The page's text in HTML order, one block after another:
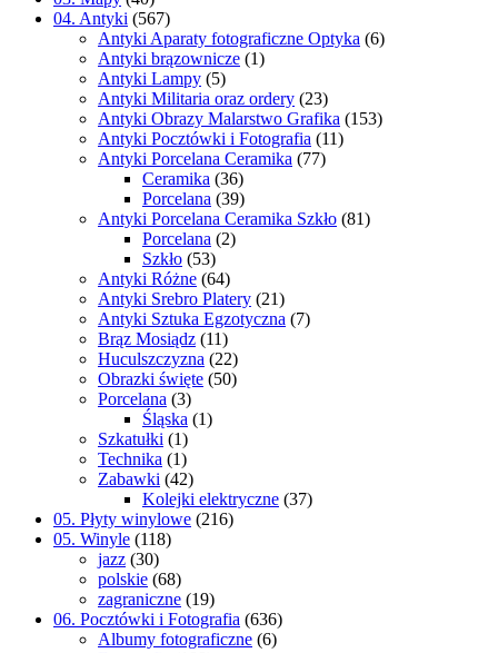
04. Antyki (567)
Antyki Aparaty fotograficzne Optyka (6)
Antyki brązownicze (1)
Antyki Lampy (5)
Antyki Militaria oraz ordery (23)
Antyki Obrazy Malarstwo Grafika (153)
Antyki Pocztówki i Fotografia (11)
Antyki Porcelana Ceramika (77)
Ceramika (36)
Porcelana (39)
Antyki Porcelana Ceramika Szkło (81)
Porcelana (2)
Szkło (53)
Antyki Różne (64)
Antyki Srebro Platery (21)
Antyki Sztuka Egzotyczna (7)
Brąz Mosiądz (11)
Huculszczyzna (22)
Obrazki święte (50)
Porcelana (3)
Śląska (1)
Szkatułki (1)
Technika (1)
Zabawki (42)
Kolejki elektryczne (37)
05. Płyty winylowe (216)
05. Winyle (118)
jazz (30)
polskie (68)
zagraniczne (19)
06. Pocztówki i Fotografia (636)
Albumy fotograficzne (6)